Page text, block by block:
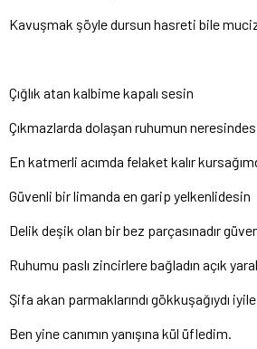
Kavuşmak şöyle dursun hasreti bile
Çığlık atan kalbime kapalı sesin
Çıkmazlarda dolaşan ruhumun
En katmerli acımda felaket kalır
Güvenli bir limanda en garip yelkenlidesin
Delik deşik olan bir bez parçasınadır
Ruhumu paslı zincirlere bağladın açık
Şifa akan parmaklarındı gökkuşağıydı
Ben yine canımın yanışına kül üfledim.